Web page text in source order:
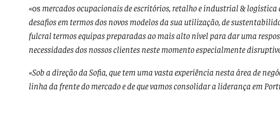
«os mercados ocupacionais de escritórios, retalho e industrial &
desafios em termos dos novos modelos da sua utilização, de
fulcral termos equipas preparadas ao mais alto nível para dar uma
necessidades dos nossos clientes neste momento especialmente
«Sob a direção da Sofia, que tem uma vasta experiência nesta área de
linha da frente do mercado e de que vamos consolidar a liderança em